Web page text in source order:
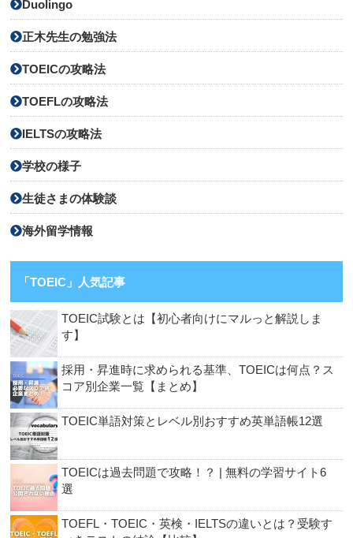
Duolingo
正木先生の勉強法
TOEICの攻略法
TOEFLの攻略法
IELTSの攻略法
学校の様子
生徒さまの体験談
海外留学情報
「TOEIC」人気記事
TOEIC試験とは【初心者向けにマルっと解説しま
す】
採用・昇進時に求められる基準、TOEICは何点？ス
コア別企業一覧【まとめ】
TOEIC単語対策とレベル別おすすめ英単語帳12選
TOEICは過去問題で攻略！？ | 無料の学習サイト6
選
TOEFL・TOEIC・英検・IELTSの違いとは？受験す